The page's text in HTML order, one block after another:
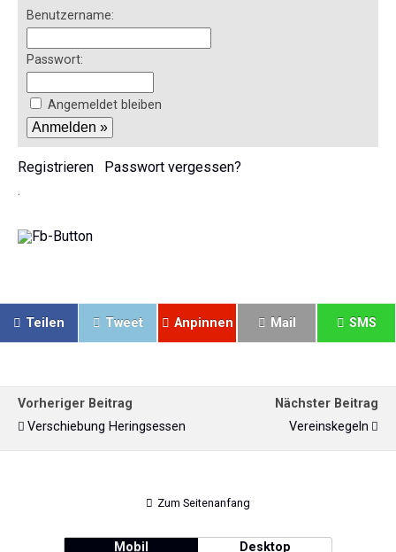
Benutzername:
Passwort:
Angemeldet bleiben
Registrieren
Passwort vergessen?
.
Teilen Tweet Anpinnen Mail SMS
Vorheriger Beitrag
Verschiebung Heringsessen
Nächster Beitrag
Vereinskegeln
Zum Seitenanfang
Mobil Desktop